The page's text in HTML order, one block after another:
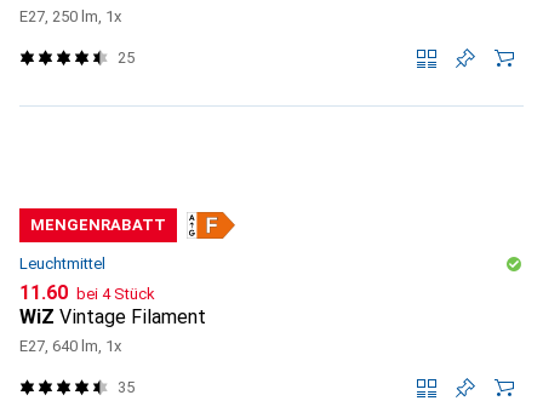
E27, 250 lm, 1x
25
MENGENRABATT
Leuchtmittel
CHF
11.60 bei 4 Stück
WiZ Vintage Filament
E27, 640 lm, 1x
35